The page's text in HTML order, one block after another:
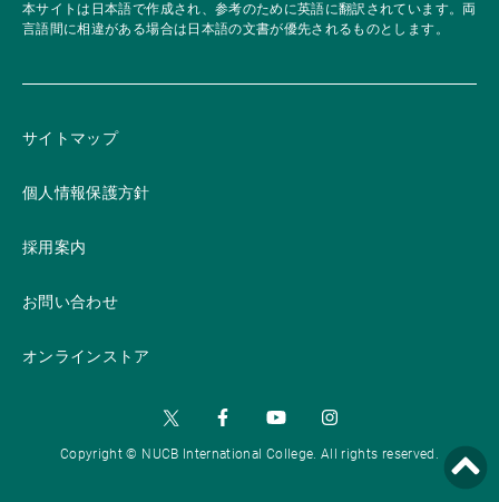
本サイトは日本語で作成され、参考のために英語に翻訳されています。両
言語間に相違がある場合は日本語の文書が優先されるものとします。
サイトマップ
個人情報保護方針
採用案内
お問い合わせ
オンラインストア
Copyright © NUCB International College. All rights reserved.